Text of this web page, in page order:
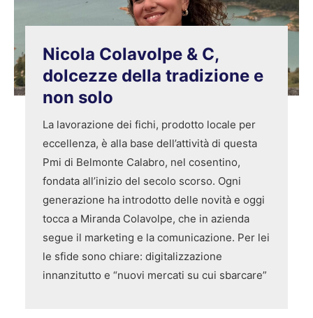
Nicola Colavolpe & C,
dolcezze della tradizione e
non solo
La lavorazione dei fichi, prodotto locale per
eccellenza, è alla base dell’attività di questa
Pmi di Belmonte Calabro, nel cosentino,
fondata all’inizio del secolo scorso. Ogni
generazione ha introdotto delle novità e oggi
tocca a Miranda Colavolpe, che in azienda
segue il marketing e la comunicazione. Per lei
le sfide sono chiare: digitalizzazione
innanzitutto e “nuovi mercati su cui sbarcare”